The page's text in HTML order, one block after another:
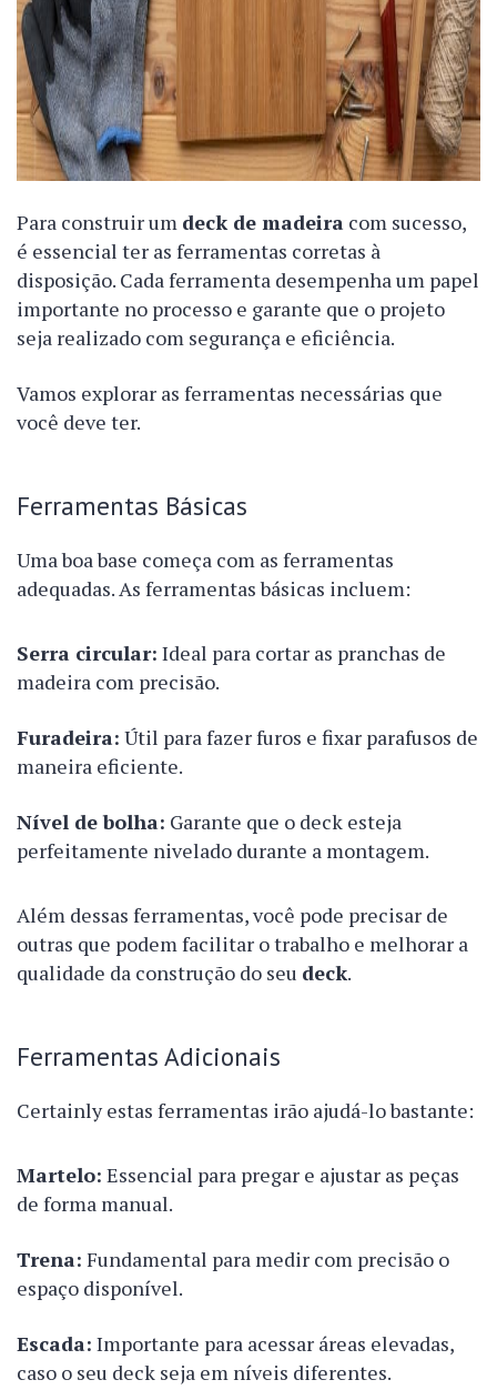
Para construir um deck de madeira com sucesso,
é essencial ter as ferramentas corretas à
disposição. Cada ferramenta desempenha um papel
importante no processo e garante que o projeto
seja realizado com segurança e eficiência.
Vamos explorar as ferramentas necessárias que
você deve ter.
Ferramentas Básicas
Uma boa base começa com as ferramentas
adequadas. As ferramentas básicas incluem:
Serra circular: Ideal para cortar as pranchas de
madeira com precisão.
Furadeira: Útil para fazer furos e fixar parafusos de
maneira eficiente.
Nível de bolha: Garante que o deck esteja
perfeitamente nivelado durante a montagem.
Além dessas ferramentas, você pode precisar de
outras que podem facilitar o trabalho e melhorar a
qualidade da construção do seu deck.
Ferramentas Adicionais
Certainly estas ferramentas irão ajudá-lo bastante:
Martelo: Essencial para pregar e ajustar as peças
de forma manual.
Trena: Fundamental para medir com precisão o
espaço disponível.
Escada: Importante para acessar áreas elevadas,
caso o seu deck seja em níveis diferentes.